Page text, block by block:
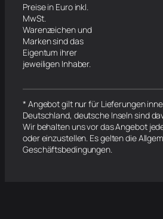
Preise in Euro inkl.
MwSt.
Warenzeichen und
Marken sind das
Eigentum ihrer
jeweiligen Inhaber.
* Angebot gilt nur für Lieferungen
Deutschland, deutsche Inseln sind
Wir behalten uns vor das Angebot
oder einzustellen. Es gelten die
Geschäftsbedingungen.